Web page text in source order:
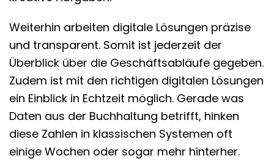
Weiterhin arbeiten digitale Lösungen präzise
und transparent. Somit ist jederzeit der
Überblick über die Geschäftsabläufe gegeben.
Zudem ist mit den richtigen digitalen Lösungen
ein Einblick in Echtzeit möglich. Gerade was
Daten aus der Buchhaltung betrifft, hinken
diese Zahlen in klassischen Systemen oft
einige Wochen oder sogar mehr hinterher.